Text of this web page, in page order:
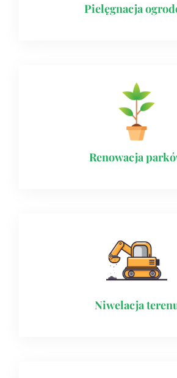
Pielęgnacja
Renowacja
Niwelacja